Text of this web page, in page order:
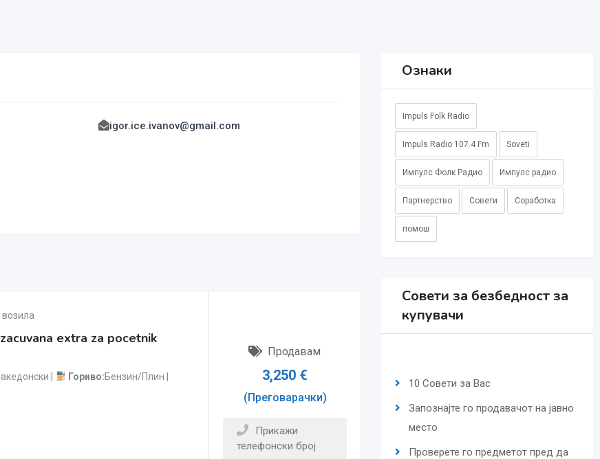
igor.ice.ivanov@gmail.com
extra za pocetnik
Гориво Бензин/Плин
Продавам
3,250 €
(Преговарачки)
Прикажи
телефонски број
Ознаки
Impuls Folk Radio
Impuls Radio 107.4 Fm Soveti
Импулс Фолк Радио Импулс радио
Партнерство Совети Соработка
помош
Совети за безбедност за
купувачи
10 Совети за Вас
Запознајте го продавачот на јавно
место
Проверете го предметот пред да